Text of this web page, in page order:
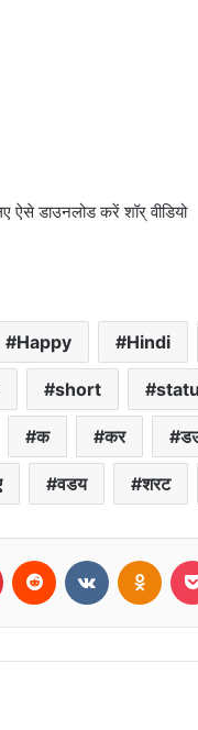
डाउनलोड करें शॉर् वीड‍ियो
Happy Hindi
short
क कर
वडय शरट
Pinterest Reddit VKontakte